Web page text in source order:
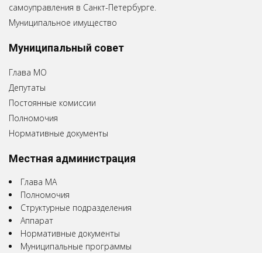
самоуправления в Санкт-Петербурге.
Муниципальное имущество
Муниципальный совет
Глава МО
Депутаты
Постоянные комиссии
Полномочия
Нормативные документы
Местная администрация
Глава МА
Полномочия
Структурные подразделения
Аппарат
Нормативные документы
Муниципальные программы